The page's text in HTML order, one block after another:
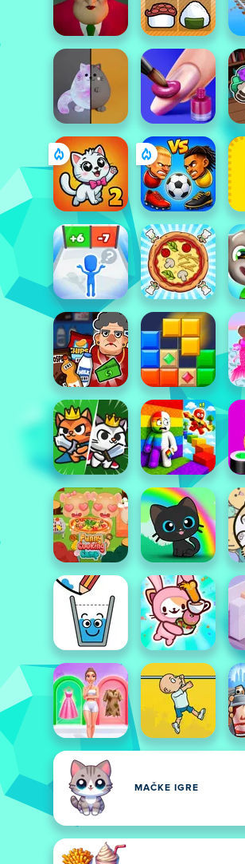
MAČKE IGRE